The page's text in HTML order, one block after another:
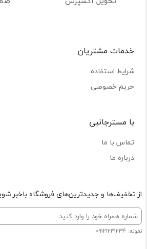
خدمات مشتریان
شرایط استفاده
حریم خصوصی
با مسترجانبی
تماس با ما
درباره ما
از تخفیف‌ها و جدیدترین‌های فروشگاه باخبر
نمونه: 09121231234